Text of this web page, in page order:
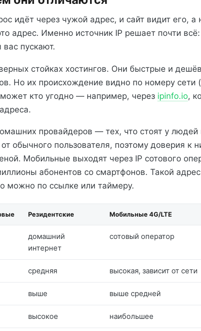
идёт через чужой адрес, и сайт видит его,
адрес. Именно источник IP решает почти всё:
вас пускают.
стойках хостингов. Они быстрые и
Но их происхождение видно по номеру сети
кто угодно — например, через ipinfo.io,
провайдеров — тех, что стоят у людей
обычного пользователя, поэтому доверия к
Мобильные выходят через IP сотового
абонентов со смартфонов. Такой
можно по ссылке или таймеру.
Резидентские Мобильные 4G/LTE
домашний
интернет
сотовый оператор
средняя высокая, зависит от сети
выше выше средней
высокое наибольшее